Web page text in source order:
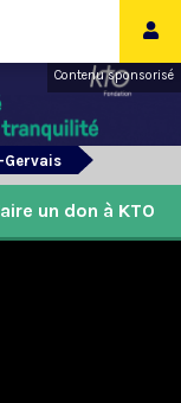
Contenu sponsorisé
Gervais
un don à KTO